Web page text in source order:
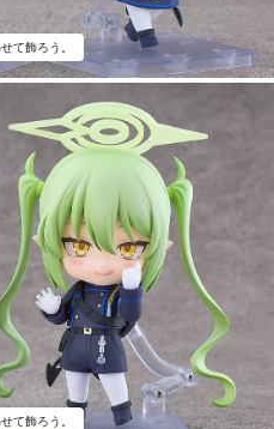
て飾ろう。
て飾ろう。